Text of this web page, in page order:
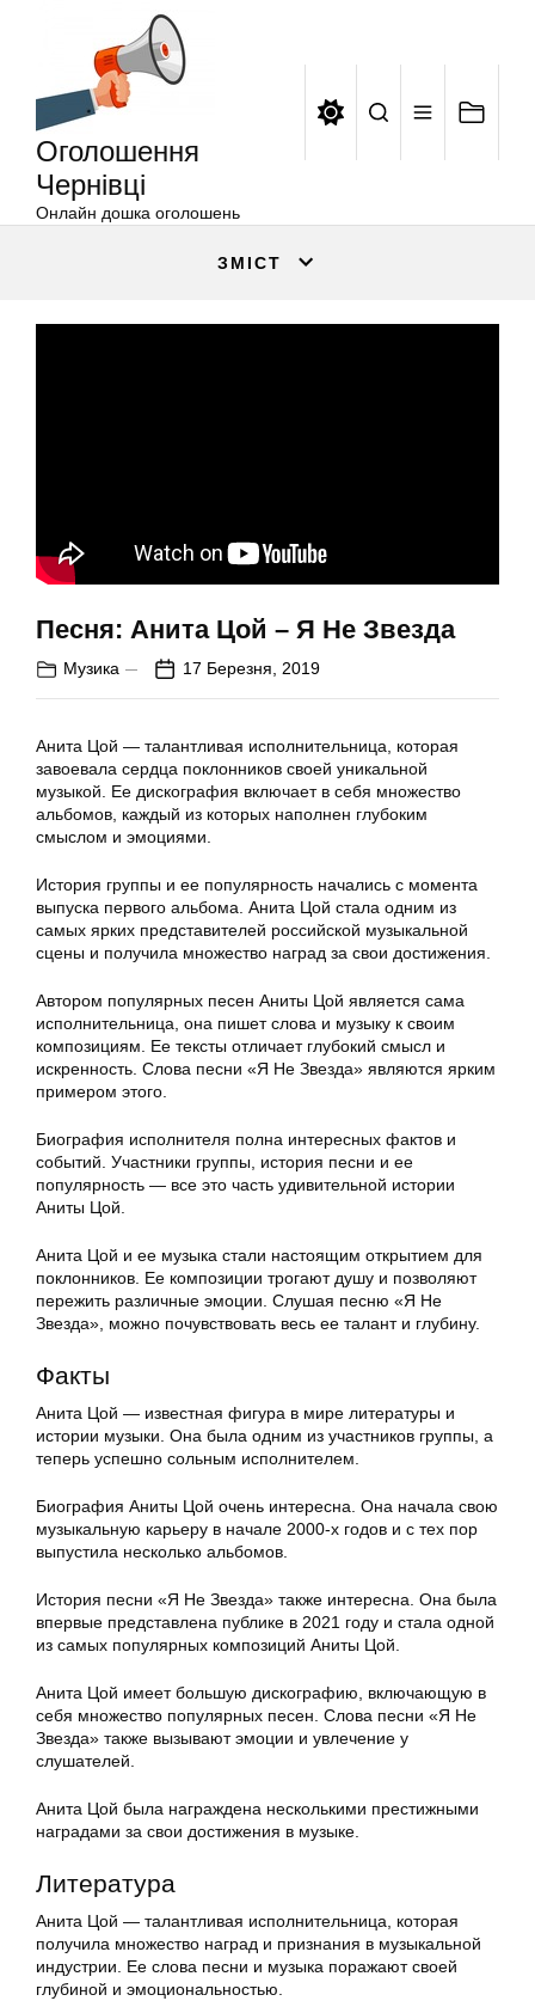
Оголошення
Чернівці
Онлайн дошка оголошень
ЗМІСТ
Песня: Анита Цой – Я Не Звезда
Музика 17 Березня, 2019
Анита Цой — талантливая исполнительница, которая
завоевала сердца поклонников своей уникальной
музыкой. Ее дискография включает в себя множество
альбомов, каждый из которых наполнен глубоким
смыслом и эмоциями.
История группы и ее популярность начались с момента
выпуска первого альбома. Анита Цой стала одним из
самых ярких представителей российской музыкальной
сцены и получила множество наград за свои достижения.
Автором популярных песен Аниты Цой является сама
исполнительница, она пишет слова и музыку к своим
композициям. Ее тексты отличает глубокий смысл и
искренность. Слова песни «Я Не Звезда» являются ярким
примером этого.
Биография исполнителя полна интересных фактов и
событий. Участники группы, история песни и ее
популярность — все это часть удивительной истории
Аниты Цой.
Анита Цой и ее музыка стали настоящим открытием для
поклонников. Ее композиции трогают душу и позволяют
пережить различные эмоции. Слушая песню «Я Не
Звезда», можно почувствовать весь ее талант и глубину.
Факты
Анита Цой — известная фигура в мире литературы и
истории музыки. Она была одним из участников группы, а
теперь успешно сольным исполнителем.
Биография Аниты Цой очень интересна. Она начала свою
музыкальную карьеру в начале 2000-х годов и с тех пор
выпустила несколько альбомов.
История песни «Я Не Звезда» также интересна. Она была
впервые представлена публике в 2021 году и стала одной
из самых популярных композиций Аниты Цой.
Анита Цой имеет большую дискографию, включающую в
себя множество популярных песен. Слова песни «Я Не
Звезда» также вызывают эмоции и увлечение у
слушателей.
Анита Цой была награждена несколькими престижными
наградами за свои достижения в музыке.
Литература
Анита Цой — талантливая исполнительница, которая
получила множество наград и признания в музыкальной
индустрии. Ее слова песни и музыка поражают своей
глубиной и эмоциональностью.